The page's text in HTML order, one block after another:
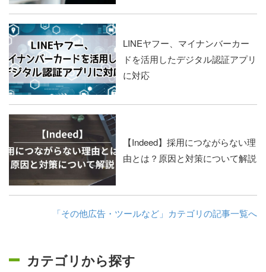
LINEヤフー、マイナンバーカー
ドを活用したデジタル認証アプリ
に対応
【Indeed】採用につながらない理
由とは？原因と対策について解説
「その他広告・ツールなど」カテゴリの記事一覧へ
カテゴリから探す